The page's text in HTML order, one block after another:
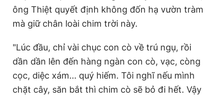
ông Thiệt quyết định không đốn hạ vườn tràm
mà giữ chân loài chim trời này.
"Lúc đầu, chỉ vài chục con cò về trú ngụ, rồi
dần dần lên đến hàng ngàn con cò, vạc, còng
cọc, diệc xám... quý hiếm. Tôi nghĩ nếu mình
chặt cây, săn bắt thì chim cò sẽ bỏ đi hết. Vậy